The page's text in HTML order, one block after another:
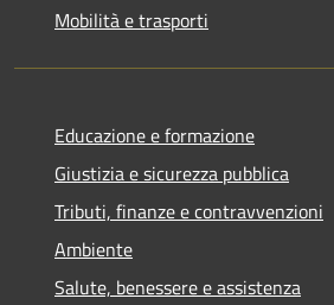
Mobilità e trasporti
Educazione e formazione
Giustizia e sicurezza pubblica
Tributi, finanze e contravvenzioni
Ambiente
Salute, benessere e assistenza